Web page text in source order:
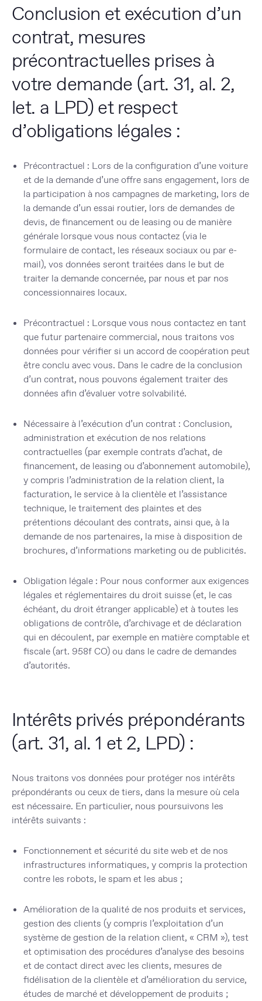
Conclusion et exécution d’un
contrat, mesures
précontractuelles prises à
votre demande (art. 31, al. 2,
let. a LPD) et respect
d’obligations légales :
Précontractuel : Lors de la configuration d’une voiture
et de la demande d’une offre sans engagement, lors de
la participation à nos campagnes de marketing, lors de
la demande d’un essai routier, lors de demandes de
devis, de financement ou de leasing ou de manière
générale lorsque vous nous contactez (via le
formulaire de contact, les réseaux sociaux ou par e-
mail), vos données seront traitées dans le but de
traiter la demande concernée, par nous et par nos
concessionnaires locaux.
Précontractuel : Lorsque vous nous contactez en tant
que futur partenaire commercial, nous traitons vos
données pour vérifier si un accord de coopération peut
être conclu avec vous. Dans le cadre de la conclusion
d’un contrat, nous pouvons également traiter des
données afin d’évaluer votre solvabilité.
Nécessaire à l’exécution d’un contrat : Conclusion,
administration et exécution de nos relations
contractuelles (par exemple contrats d’achat, de
financement, de leasing ou d’abonnement automobile),
y compris l’administration de la relation client, la
facturation, le service à la clientèle et l’assistance
technique, le traitement des plaintes et des
prétentions découlant des contrats, ainsi que, à la
demande de nos partenaires, la mise à disposition de
brochures, d’informations marketing ou de publicités.
Obligation légale : Pour nous conformer aux exigences
légales et réglementaires du droit suisse (et, le cas
échéant, du droit étranger applicable) et à toutes les
obligations de contrôle, d’archivage et de déclaration
qui en découlent, par exemple en matière comptable et
fiscale (art. 958f CO) ou dans le cadre de demandes
d’autorités.
Intérêts privés prépondérants
(art. 31, al. 1 et 2, LPD) :
Nous traitons vos données pour protéger nos intérêts
prépondérants ou ceux de tiers, dans la mesure où cela
est nécessaire. En particulier, nous poursuivons les
intérêts suivants :
Fonctionnement et sécurité du site web et de nos
infrastructures informatiques, y compris la protection
contre les robots, le spam et les abus ;
Amélioration de la qualité de nos produits et services,
gestion des clients (y compris l’exploitation d’un
système de gestion de la relation client, « CRM »), test
et optimisation des procédures d’analyse des besoins
et de contact direct avec les clients, mesures de
fidélisation de la clientèle et d’amélioration du service,
études de marché et développement de produits ;